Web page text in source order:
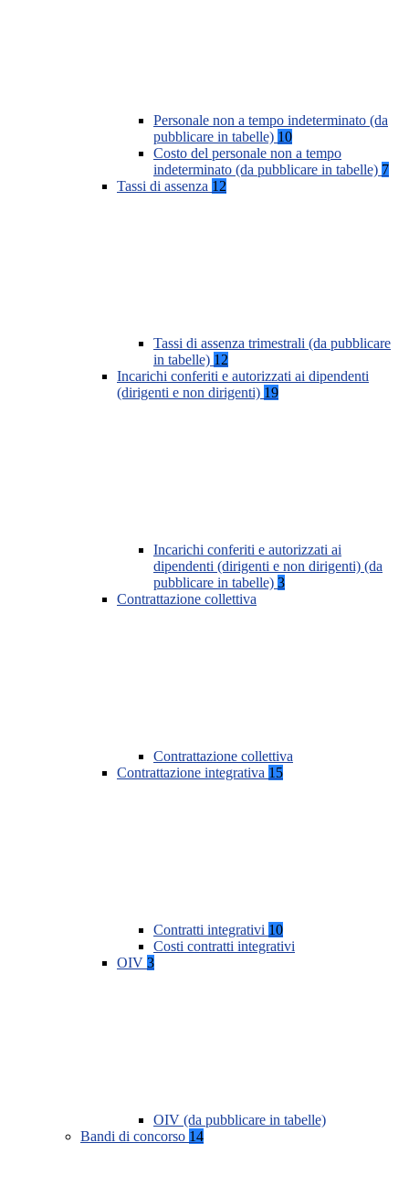
Personale non a tempo indeterminato (da
pubblicare in tabelle) 10
Costo del personale non a tempo
indeterminato (da pubblicare in tabelle) 7
Tassi di assenza 12
Tassi di assenza trimestrali (da pubblicare
in tabelle) 12
Incarichi conferiti e autorizzati ai dipendenti
(dirigenti e non dirigenti) 19
Incarichi conferiti e autorizzati ai
dipendenti (dirigenti e non dirigenti) (da
pubblicare in tabelle) 3
Contrattazione collettiva
Contrattazione collettiva
Contrattazione integrativa 15
Contratti integrativi 10
Costi contratti integrativi
OIV 3
OIV (da pubblicare in tabelle)
Bandi di concorso 14